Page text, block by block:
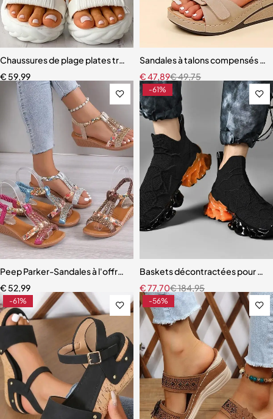
Chaussures de plage plates tressées pour femmes
€ 59,99
Sandales à talons compensés
€49,75
€47,89
Peep Parker-Sandales à l'offre elles compensées pour femmes
€ 52,99
-61%
Baskets décontractées pour
€184,95
€77,70
-61% -56%